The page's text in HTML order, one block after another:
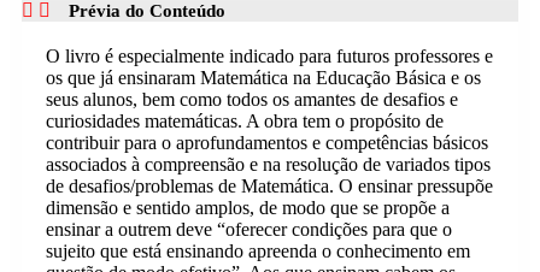
Prévia do Conteúdo
O livro é especialmente indicado para futuros professores e
os que já ensinaram Matemática na Educação Básica e os
seus alunos, bem como todos os amantes de desafios e
curiosidades matemáticas. A obra tem o propósito de
contribuir para o aprofundamentos e competências básicos
associados à compreensão e na resolução de variados tipos
de desafios/problemas de Matemática. O ensinar pressupõe
dimensão e sentido amplos, de modo que se propõe a
ensinar a outrem deve “oferecer condições para que o
sujeito que está ensinando apreenda o conhecimento em